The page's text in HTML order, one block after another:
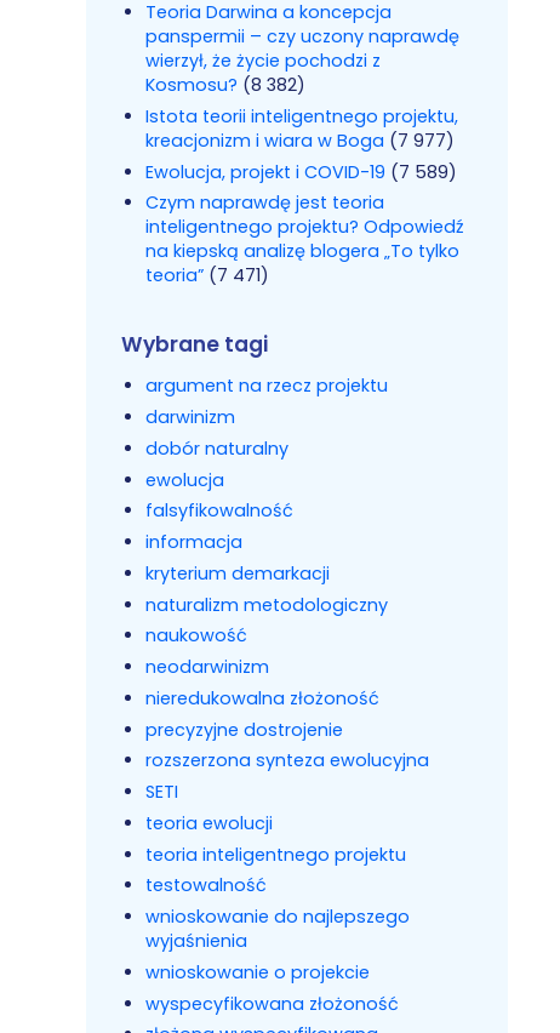
Teoria Darwina a koncepcja
panspermii – czy uczony naprawdę
wierzył, że życie pochodzi z
Kosmosu? (8 382)
Istota teorii inteligentnego projektu,
kreacjonizm i wiara w Boga (7 977)
Ewolucja, projekt i COVID-19 (7 589)
Czym naprawdę jest teoria
inteligentnego projektu? Odpowiedź
na kiepską analizę blogera „To tylko
teoria” (7 471)
Wybrane tagi
argument na rzecz projektu
darwinizm
dobór naturalny
ewolucja
falsyfikowalność
informacja
kryterium demarkacji
naturalizm metodologiczny
naukowość
neodarwinizm
nieredukowalna złożoność
precyzyjne dostrojenie
rozszerzona synteza ewolucyjna
SETI
teoria ewolucji
teoria inteligentnego projektu
testowalność
wnioskowanie do najlepszego
wyjaśnienia
wnioskowanie o projekcie
wyspecyfikowana złożoność